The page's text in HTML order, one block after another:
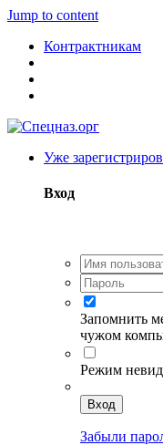
Jump to content
Контрактникам
Уже
Вход
Запомнить
чужом
Режим
Вход
Забыли